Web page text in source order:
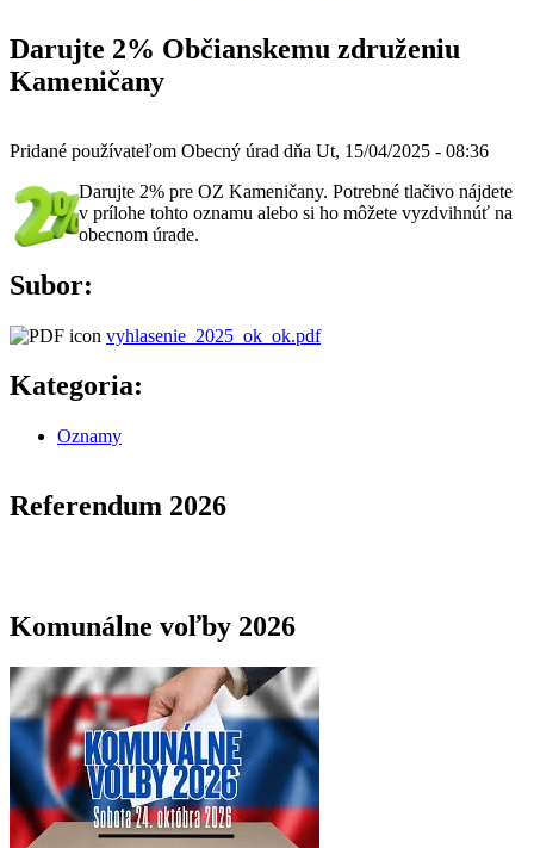
Darujte 2% Občianskemu združeniu
Kameničany
Pridané používateľom Obecný úrad dňa Ut, 15/04/2025 - 08:36
Darujte 2% pre OZ Kameničany. Potrebné tlačivo nájdete
v prílohe tohto oznamu alebo si ho môžete vyzdvihnúť na
obecnom úrade.
Subor:
vyhlasenie_2025_ok_ok.pdf
Kategoria:
Oznamy
Referendum 2026
Komunálne voľby 2026